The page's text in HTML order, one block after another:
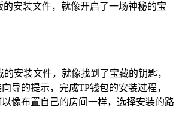
的安装文件，就像开启了一场神秘的宝
安装文件，就像找到了宝藏的钥匙，
导的提示，完成TP钱包的安装过程，
像布置自己的房间一样，选择安装的路